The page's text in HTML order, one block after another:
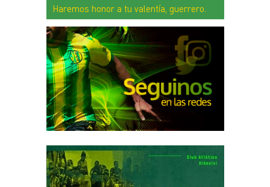
Haremos honor a tu valentía, guerrero.